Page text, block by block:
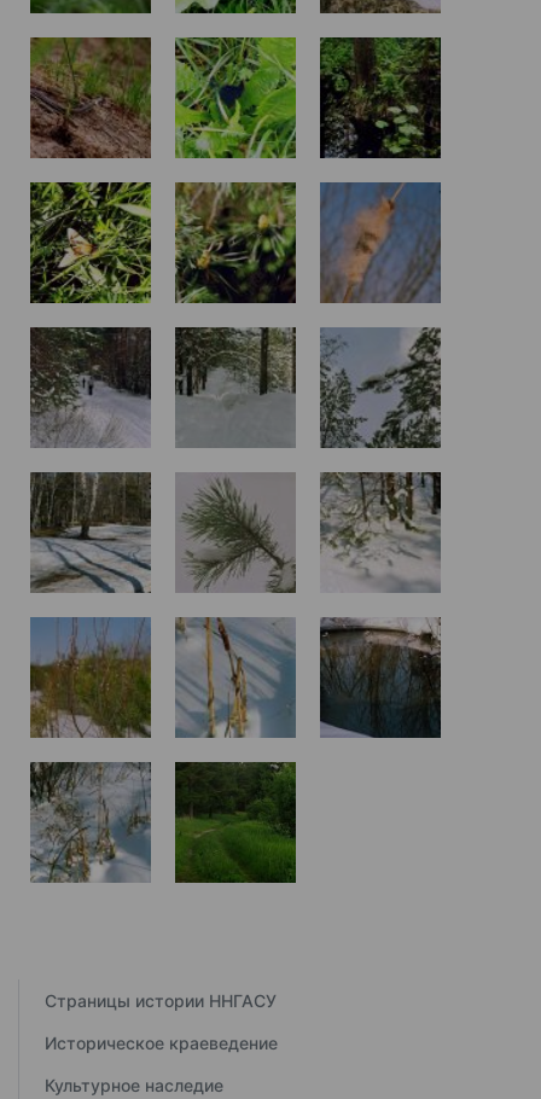
Страницы истории ННГАСУ
Историческое краеведение
Культурное наследие